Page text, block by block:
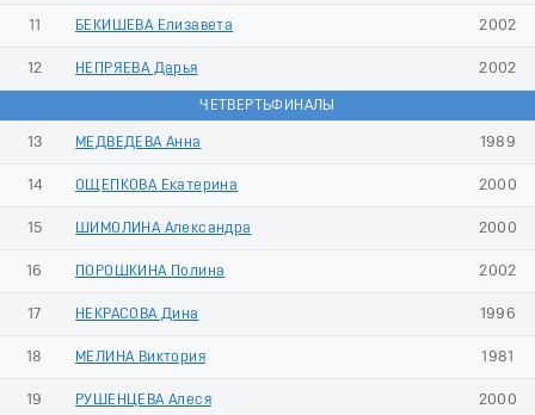
11 БЕКИШЕВА Елизавета 2002
12 НЕПРЯЕВА Дарья 2002
ЧЕТВЕРТЬФИНАЛЫ
13 МЕДВЕДЕВА Анна 1989
14 ОЩЕПКОВА Екатерина 2000
15 ШИМОЛИНА Александра 2000
16 ПОРОШКИНА Полина 2002
17 НЕКРАСОВА Дина 1996
18 МЕЛИНА Виктория 1981
19 РУШЕНЦЕВА Алеся 2000